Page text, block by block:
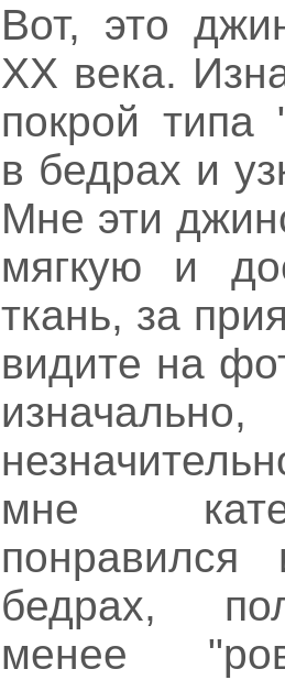
Вот, это
ХХ века.
покрой
в бедрах и
Мне эти
мягкую и
ткань, за
видите на
мне
бедрах,
менее